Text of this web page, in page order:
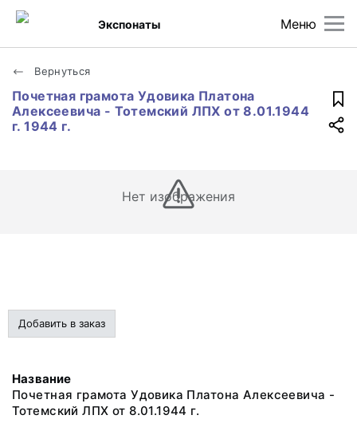
Меню
Экспонаты
Вернуться
Почетная грамота Удовика Платона
Алексеевича - Тотемский ЛПХ от 8.01.1944
г. 1944 г.
Нет изображения
Добавить в заказ
Название
Почетная грамота Удовика Платона Алексеевича -
Тотемский ЛПХ от 8.01.1944 г.